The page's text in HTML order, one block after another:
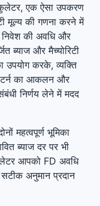
एक ऐसा उपकरण
मूल्य की गणना करने में
निवेश की अवधि और
ब्याज और मैच्योरिटी
उपयोग करके, व्यक्ति
रिटर्न का आकलन और
निर्णय लेने में मदद
महत्वपूर्ण भूमिका
ब्याज दर पर भी
आपको FD अवधि
अनुमान प्रदान